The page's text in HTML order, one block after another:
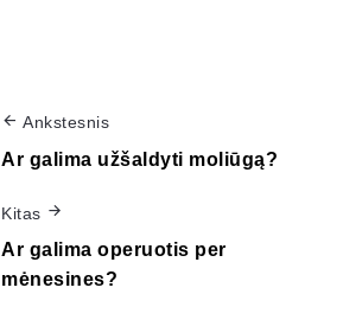
Ankstesnis
Ar galima užšaldyti moliūgą?
Kitas
Ar galima operuotis per
mėnesines?